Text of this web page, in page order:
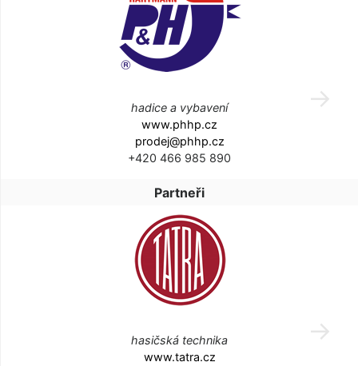
hadice a vybavení
www.phhp.cz
prodej@phhp.cz
+420 466 985 890
Partneři
hasičská technika
www.tatra.cz